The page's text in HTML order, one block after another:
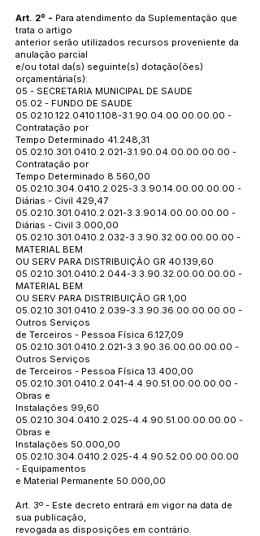
Art. 2º - Para atendimento da Suplementação que
trata o artigo
anterior serão utilizados recursos proveniente da
anulação parcial
e/ou total da(s) seguinte(s) dotação(ões)
orçamentária(s):
05 - SECRETARIA MUNICIPAL DE SAUDE
05.02 - FUNDO DE SAUDE
05.02.10.122.0410.1.108-3.1.90.04.00.00.00.00 -
Contratação por
Tempo Determinado 41.248,31
05.02.10.301.0410.2.021-3.1.90.04.00.00.00.00 -
Contratação por
Tempo Determinado 8.560,00
05.02.10.304.0410.2.025-3.3.90.14.00.00.00.00 -
Diárias - Civil 429,47
05.02.10.301.0410.2.021-3.3.90.14.00.00.00.00 -
Diárias - Civil 3.000,00
05.02.10.301.0410.2.032-3.3.90.32.00.00.00.00 -
MATERIAL BEM
OU SERV PARA DISTRIBUIÇÃO GR 40.139,60
05.02.10.301.0410.2.044-3.3.90.32.00.00.00.00 -
MATERIAL BEM
OU SERV PARA DISTRIBUIÇÃO GR 1,00
05.02.10.301.0410.2.039-3.3.90.36.00.00.00.00 -
Outros Serviços
de Terceiros - Pessoa Física 6.127,09
05.02.10.301.0410.2.021-3.3.90.36.00.00.00.00 -
Outros Serviços
de Terceiros - Pessoa Física 13.400,00
05.02.10.301.0410.2.041-4.4.90.51.00.00.00.00 -
Obras e
Instalações 99,60
05.02.10.304.0410.2.025-4.4.90.51.00.00.00.00 -
Obras e
Instalações 50.000,00
05.02.10.304.0410.2.025-4.4.90.52.00.00.00.00
- Equipamentos
e Material Permanente 50.000,00
Art. 3º - Este decreto entrará em vigor na data de
sua publicação,
revogada as disposições em contrário.